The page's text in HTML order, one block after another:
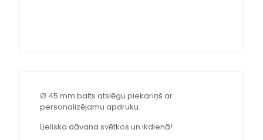
Ø 45 mm balts atslēgu piekariņš ar
personalizējamu apdruku.
Lieliska dāvana svētkos un ikdienā!